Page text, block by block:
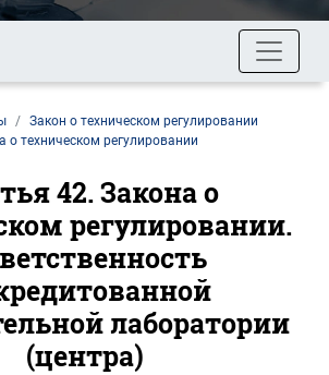
Закон о техническом регулировании
о техническом регулировании
42. Закона о
регулировании.
лаборатории
(центра)